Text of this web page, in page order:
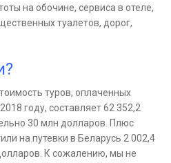
на обочине, сервиса в отеле,
туалетов, дорог,
туров, оплаченных
году, составляет 62 352,2
30 млн долларов. Плюс
на путевки в Беларусь 2 002,4
К сожалению, мы не